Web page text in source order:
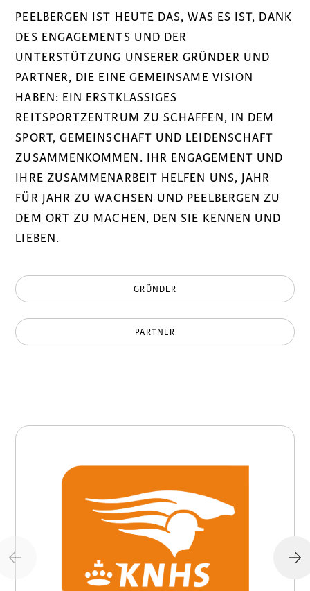
PEELBERGEN IST HEUTE DAS, WAS ES IST, DANK
DES ENGAGEMENTS UND DER
UNTERSTÜTZUNG UNSERER GRÜNDER UND
PARTNER, DIE EINE GEMEINSAME VISION
HABEN: EIN ERSTKLASSIGES
REITSPORTZENTRUM ZU SCHAFFEN, IN DEM
SPORT, GEMEINSCHAFT UND LEIDENSCHAFT
ZUSAMMENKOMMEN. IHR ENGAGEMENT UND
IHRE ZUSAMMENARBEIT HELFEN UNS, JAHR
FÜR JAHR ZU WACHSEN UND PEELBERGEN ZU
DEM ORT ZU MACHEN, DEN SIE KENNEN UND
LIEBEN.
GRÜNDER
PARTNER